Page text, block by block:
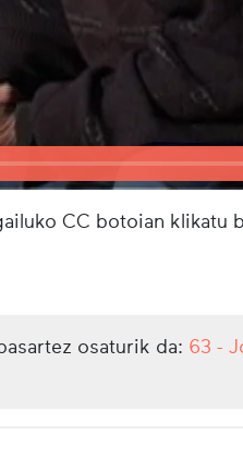
CC botoian klikatu
osaturik da: 63 -